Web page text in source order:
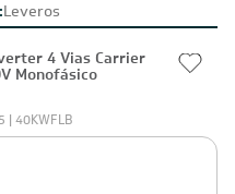
Leveros
4 Vias Carrier
Monofásico
| 40KWFLB